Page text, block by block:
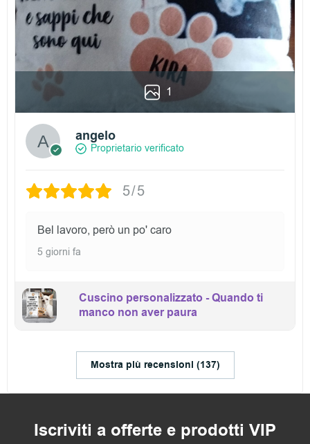
1
angelo
Proprietario verificato
5/5
Bel lavoro, però un po' caro
5 giorni fa
Cuscino personalizzato - Quando ti
manco non aver paura
Mostra più recensioni (137)
Iscriviti a offerte e prodotti VIP